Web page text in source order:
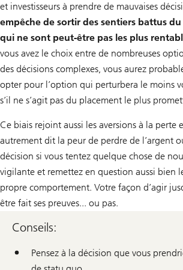
et investisseurs à prendre de mauvaises
empêche de sortir des sentiers battus
qui ne sont peut-être pas les plus
vous avez le choix entre de nombreuses
des décisions complexes, vous aurez
opter pour l’option qui perturbera le moins
s’il ne s’agit pas du placement le plus
Ce biais rejoint aussi les aversions à la perte
autrement dit la peur de perdre de l’argent
décision si vous tentez quelque chose de
vigilante et remettez en question aussi bien
propre comportement. Votre façon d’agir
être fait ses preuves... ou pas.
Conseils:
Pensez à la décision que vous